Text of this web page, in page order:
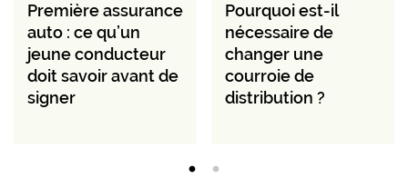
Première assurance
auto : ce qu’un
jeune conducteur
doit savoir avant de
signer
Pourquoi est-il
nécessaire de
changer une
courroie de
distribution ?